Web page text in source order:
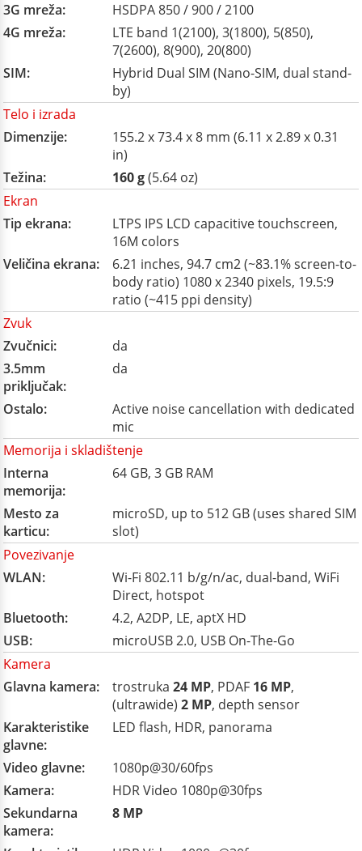
3G mreža:
HSDPA 850 / 900 / 2100
4G mreža:
LTE band 1(2100), 3(1800), 5(850),
7(2600), 8(900), 20(800)
SIM:
Hybrid Dual SIM (Nano-SIM, dual stand-
by)
Telo i izrada
Dimenzije:
155.2 x 73.4 x 8 mm (6.11 x 2.89 x 0.31
in)
Težina:
160 g(5.64 oz)
Ekran
Tip ekrana:
LTPS IPS LCD capacitive touchscreen,
16M colors
Veličina ekrana:
6.21 inches, 94.7 cm2 (~83.1% screen-to-
body ratio) 1080 x 2340 pixels, 19.5:9
ratio (~415 ppi density)
Zvuk
Zvučnici:
da
3.5mm
priključak:
da
Ostalo:
Active noise cancellation with dedicated
mic
Memorija i skladištenje
Interna
memorija:
64 GB, 3 GB RAM
Mesto za
karticu:
microSD, up to 512 GB (uses shared SIM
slot)
Povezivanje
WLAN:
Wi-Fi 802.11 b/g/n/ac, dual-band, WiFi
Direct, hotspot
Bluetooth:
4.2, A2DP, LE, aptX HD
USB:
microUSB 2.0, USB On-The-Go
Kamera
Glavna kamera:
trostruka 24 MP, PDAF 16 MP,
(ultrawide) 2 MP, depth sensor
Karakteristike
glavne:
LED flash, HDR, panorama
Video glavne:
1080p@30/60fps
Kamera:
HDR Video 1080p@30fps
Sekundarna
kamera:
8 MP